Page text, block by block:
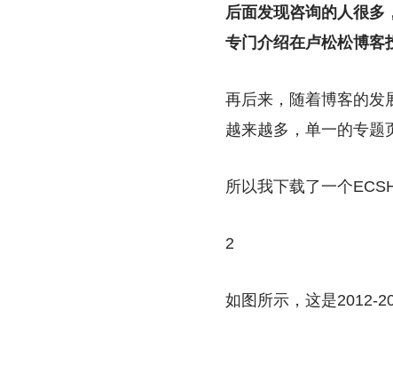
后面发现咨询的人很多
专门介绍在卢松松博客
再后来，随着博客的发
越来越多，单一的专题
所以我下载了一个
2
如图所示，这是2012-